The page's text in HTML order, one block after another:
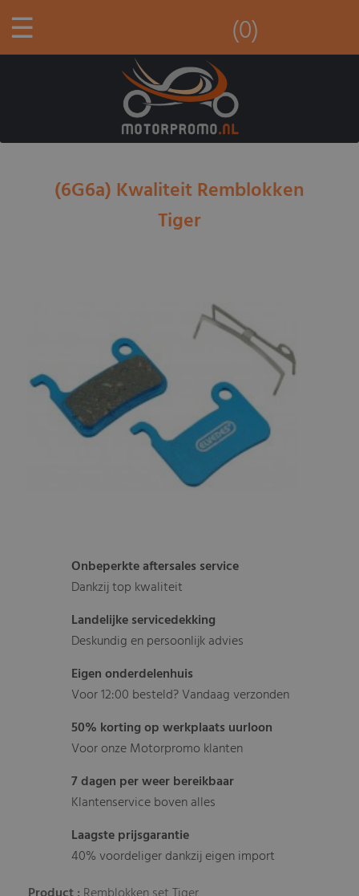
☰ (0)
(6G6a) Kwaliteit Remblokken
Tiger
Onbeperkte aftersales service
Dankzij top kwaliteit
Landelijke servicedekking
Deskundig en persoonlijk advies
Eigen onderdelenhuis
Voor 12:00 besteld? Vandaag verzonden
50% korting op werkplaats uurloon
Voor onze Motorpromo klanten
7 dagen per weer bereikbaar
Klantenservice boven alles
Laagste prijsgarantie
40% voordeliger dankzij eigen import